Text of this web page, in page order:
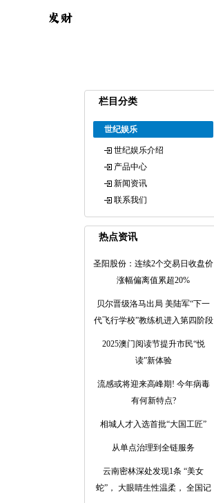
栏目分类
世纪娱乐
世纪娱乐介绍
产品中心
新闻资讯
联系我们
热点资讯
圣阳股份：连续2个交易日收盘价
涨幅偏离值累超20%
贝尔晋级洛马出局 美陆军“下一
代飞行学校”教练机进入第四阶段
2025澳门阅读节提升市民“悦
读”新体验
流感或将迎来高峰期! 今年病毒
有何新特点?
相城人才入选首批“大国工匠”
从单点治理到全链服务
云南密林深处发现1条 “美女
蛇”， 大眼睛生性温柔， 全国记